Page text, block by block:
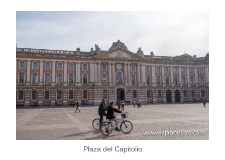
Plaza del Capitolio